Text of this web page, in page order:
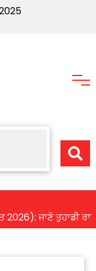
ਜਾਣੋ ਤੁਹਾਡੀ ਰਾਸ਼ੀ